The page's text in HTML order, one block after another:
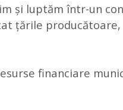
și luptăm într-un
țările
financiare